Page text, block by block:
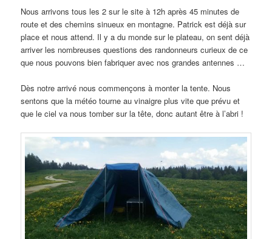
Nous arrivons tous les 2 sur le site à 12h après 45 minutes de
route et des chemins sinueux en montagne. Patrick est déjà sur
place et nous attend. Il y a du monde sur le plateau, on sent déjà
arriver les nombreuses questions des randonneurs curieux de ce
que nous pouvons bien fabriquer avec nos grandes antennes …
Dès notre arrivé nous commençons à monter la tente. Nous
sentons que la météo tourne au vinaigre plus vite que prévu et
que le ciel va nous tomber sur la tête, donc autant être à l’abri !